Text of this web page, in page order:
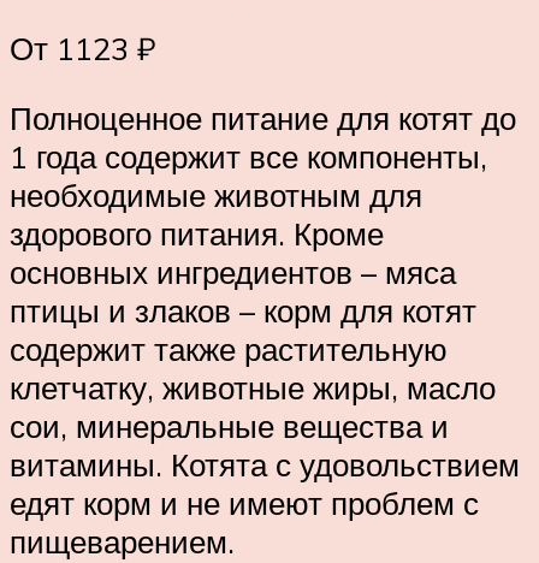
От 1123 ₽
Полноценное питание для котят до
1 года содержит все компоненты,
необходимые животным для
здорового питания. Кроме
основных ингредиентов – мяса
птицы и злаков – корм для котят
содержит также растительную
клетчатку, животные жиры, масло
сои, минеральные вещества и
витамины. Котята с удовольствием
едят корм и не имеют проблем с
пищеварением.